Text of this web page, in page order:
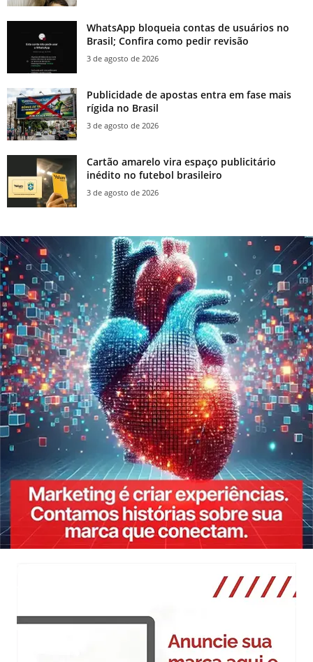
WhatsApp bloqueia contas de usuários no
Brasil; Confira como pedir revisão
3 de agosto de 2026
Publicidade de apostas entra em fase mais
rígida no Brasil
3 de agosto de 2026
Cartão amarelo vira espaço publicitário
inédito no futebol brasileiro
3 de agosto de 2026